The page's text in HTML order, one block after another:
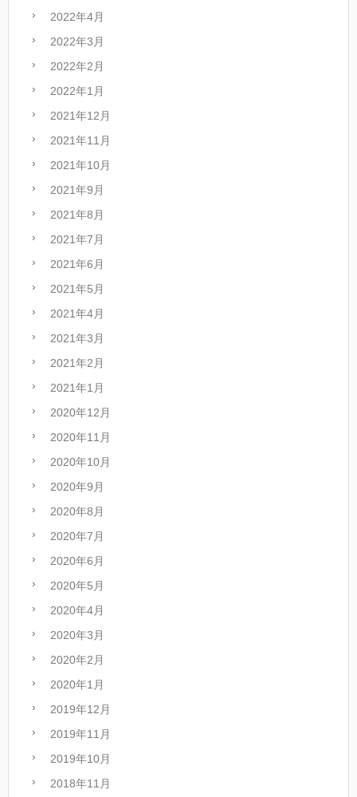
2022年4月
2022年3月
2022年2月
2022年1月
2021年12月
2021年11月
2021年10月
2021年9月
2021年8月
2021年7月
2021年6月
2021年5月
2021年4月
2021年3月
2021年2月
2021年1月
2020年12月
2020年11月
2020年10月
2020年9月
2020年8月
2020年7月
2020年6月
2020年5月
2020年4月
2020年3月
2020年2月
2020年1月
2019年12月
2019年11月
2019年10月
2018年11月